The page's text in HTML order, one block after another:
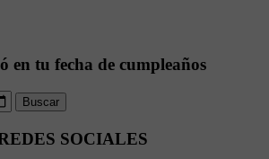
en tu fecha de cumpleaños
Buscar
SOCIALES